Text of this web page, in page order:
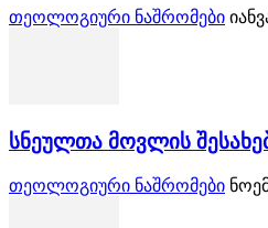
თეოლოგიური ნაშრომები
სნეულთა მოვლის
თეოლოგიური ნაშრომები